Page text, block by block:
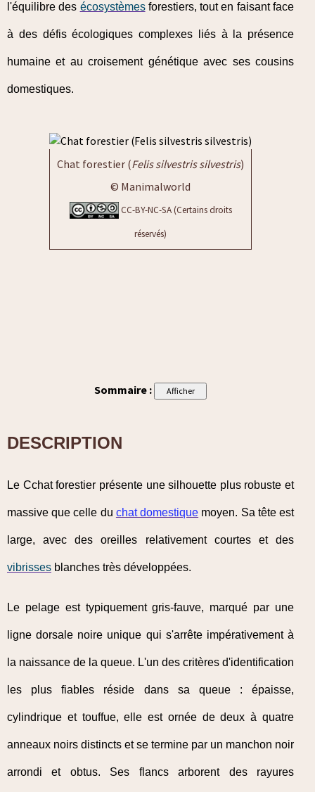
l'équilibre des écosystèmesforestiers, tout en faisant face
à des défis écologiques complexes liés à la présence
humaine et au croisement génétique avec ses cousins
domestiques.
Chat forestier (Felis silvestris silvestris)
© Manimalworld
CC-BY-NC-SA (Certains droits
réservés)
Sommaire :
DESCRIPTION
Le Cchat forestier présente une silhouette plus robuste et
massive que celle du chat domestique moyen. Sa tête est
large, avec des oreilles relativement courtes et des
vibrisses blanches très développées.
Le pelage est typiquement gris-fauve, marqué par une
ligne dorsale noire unique qui s'arrête impérativement à
la naissance de la queue. L'un des critères d'identification
les plus fiables réside dans sa queue : épaisse,
cylindrique et touffue, elle est ornée de deux à quatre
anneaux noirs distincts et se termine par un manchon noir
arrondi et obtus. Ses flancs arborent des rayures